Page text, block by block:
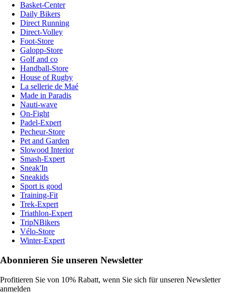
Basket-Center
Daily Bikers
Direct Running
Direct-Volley
Foot-Store
Galopp-Store
Golf and co
Handball-Store
House of Rugby
La sellerie de Maé
Made in Paradis
Nauti-wave
On-Fight
Padel-Expert
Pecheur-Store
Pet and Garden
Slowood Interior
Smash-Expert
Sneak'In
Sneakids
Sport is good
Training-Fit
Trek-Expert
Triathlon-Expert
TripNBikers
Vélo-Store
Winter-Expert
Abonnieren Sie unseren Newsletter
Profitieren Sie von 10% Rabatt, wenn Sie sich für unseren Newsletter
anmelden